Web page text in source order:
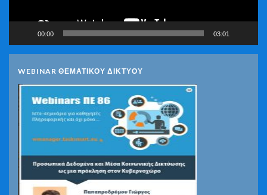
00:00 03:01
WEBINAR ΘΕΜΑΤΙΚΟΥ ΔΙΚΤΥΟΥ